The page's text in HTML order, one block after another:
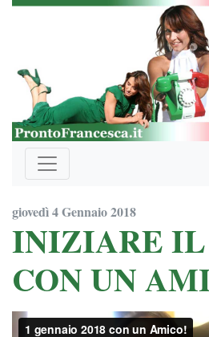
giovedì 4 Gennaio 2018
INIZIARE IL
CON UN